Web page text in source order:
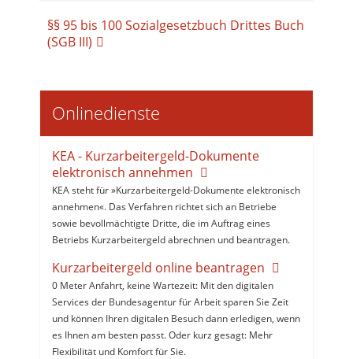
§§ 95 bis 100 Sozialgesetzbuch Drittes Buch
(SGB III)
Onlinedienste
KEA - Kurzarbeitergeld-Dokumente
elektronisch annehmen
KEA steht für »Kurzarbeitergeld-Dokumente elektronisch
annehmen«. Das Verfahren richtet sich an Betriebe
sowie bevollmächtigte Dritte, die im Auftrag eines
Betriebs Kurzarbeitergeld abrechnen und beantragen.
Kurzarbeitergeld online beantragen
0 Meter Anfahrt, keine Wartezeit: Mit den digitalen
Services der Bundesagentur für Arbeit sparen Sie Zeit
und können Ihren digitalen Besuch dann erledigen, wenn
es Ihnen am besten passt. Oder kurz gesagt: Mehr
Flexibilität und Komfort für Sie.